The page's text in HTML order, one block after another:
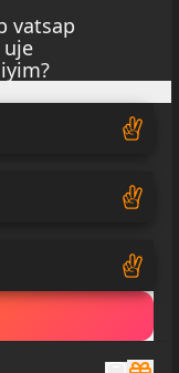
vatsap
uje